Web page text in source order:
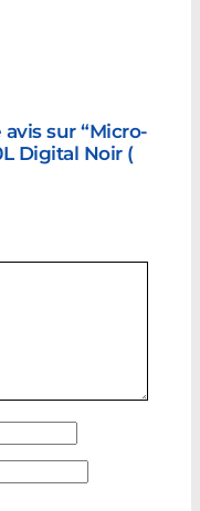
sur “Micro-
Digital Noir (